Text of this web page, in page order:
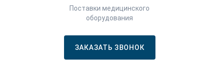
Поставки медицинского
оборудования
ЗАКАЗАТЬ ЗВОНОК